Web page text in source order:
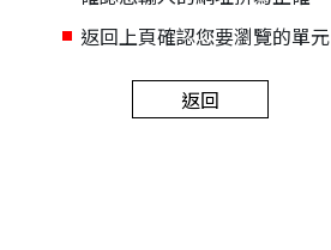
返回上頁確認您要瀏覽的單元
返回